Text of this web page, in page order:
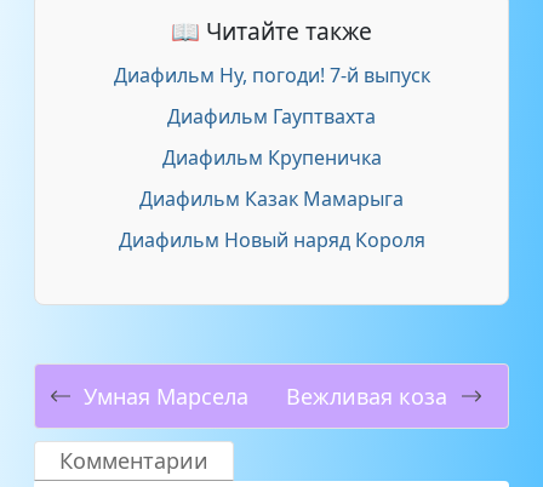
📖 Читайте также
Диафильм Ну, погоди! 7-й выпуск
Диафильм Гауптвахта
Диафильм Крупеничка
Диафильм Казак Мамарыга
Диафильм Новый наряд Короля
Умная Марсела Вежливая коза
Комментарии